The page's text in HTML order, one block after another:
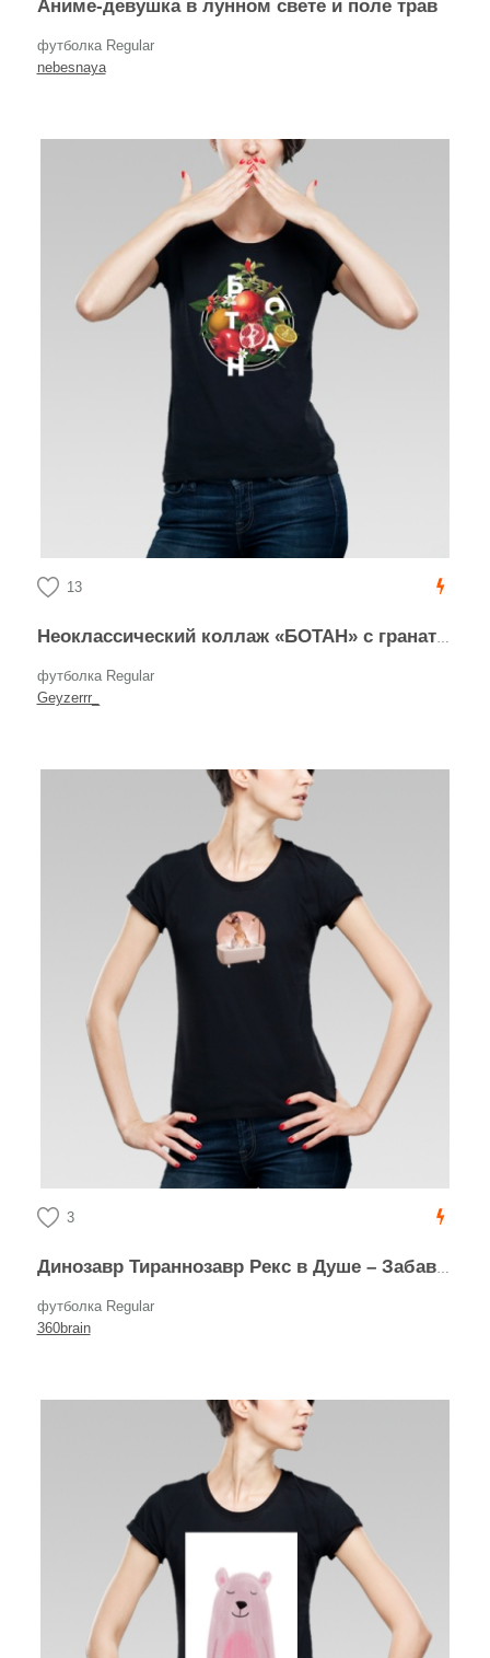
Аниме-девушка в лунном свете и поле трав
футболка Regular
nebesnaya
13
Неоклассический коллаж «БОТАН» с гранатом и лимоном
футболка Regular
Geyzerrr_
3
Динозавр Тираннозавр Рекс в Душе – Забавный Коллаж
футболка Regular
360brain